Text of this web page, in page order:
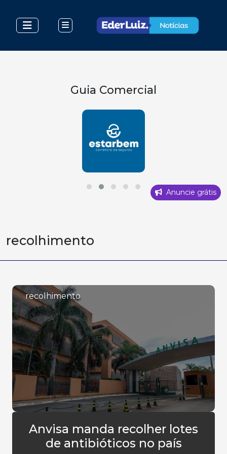
Guia Comercial
Anuncie grátis
recolhimento
recolhimento
Anvisa manda recolher lotes
de antibióticos no país